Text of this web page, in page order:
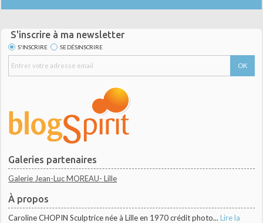
S'inscrire à ma newsletter
S'INSCRIRE SE DÉSINSCRIRE
Galeries partenaires
Galerie Jean-Luc MOREAU- Lille
À propos
Caroline CHOPIN Sculptrice née à Lille en 1970 crédit photo... Lire la